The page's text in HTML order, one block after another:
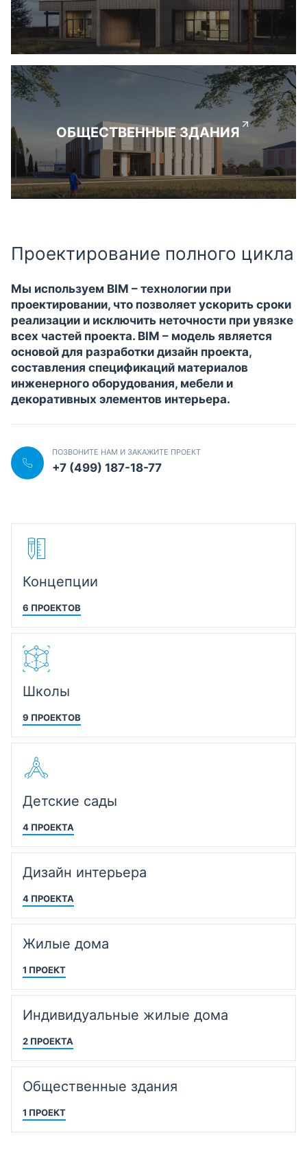
ОБЩЕСТВЕННЫЕ ЗДАНИЯ
Проектирование полного цикла
Мы используем BIM – технологии при
проектировании, что позволяет ускорить сроки
реализации и исключить неточности при увязке
всех частей проекта. BIM – модель является
основой для разработки дизайн проекта,
составления спецификаций материалов
инженерного оборудования, мебели и
декоративных элементов интерьера.
ПОЗВОНИТЕ НАМ И ЗАКАЖИТЕ ПРОЕКТ
+7 (499) 187-18-77
Концепции
6 ПРОЕКТОВ
Школы
9 ПРОЕКТОВ
Детские сады
4 ПРОЕКТА
Дизайн интерьера
4 ПРОЕКТА
Жилые дома
1 ПРОЕКТ
Индивидуальные жилые дома
2 ПРОЕКТА
Общественные здания
1 ПРОЕКТ